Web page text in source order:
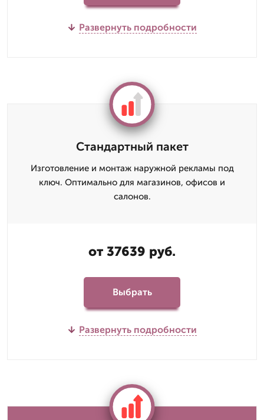
Развернуть подробности
Стандартный пакет
Изготовление и монтаж наружной рекламы под
ключ. Оптимально для магазинов, офисов и
салонов.
от 37639 руб.
Выбрать
Развернуть подробности